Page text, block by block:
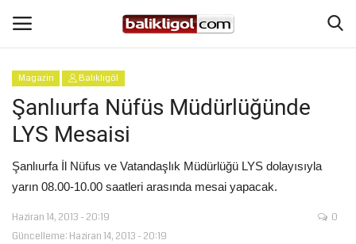
Giriş Yap
Anasayfa
Köşe Yazıları
Magazin
Magazin Balıklıgöl
Şanlıurfa Nüfüs Müdürlüğünde
LYS Mesaisi
Şanlıurfa İl Nüfus ve Vatandaşlık Müdürlüğü LYS dolayısıyla
yarın 08.00-10.00 saatleri arasında mesai yapacak.
Haziran 14, 2013 - 20:19
Güncelleme: Haziran 14, 2013 - 20:19
0